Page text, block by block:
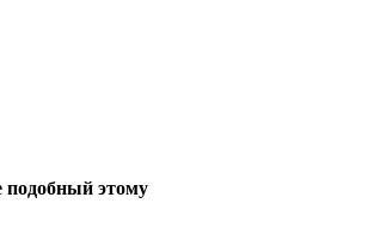
подобный этому